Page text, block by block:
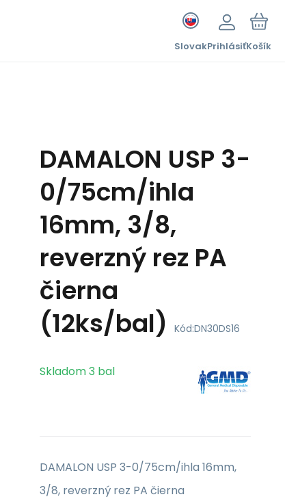
SlovakPrihlásiťKošík
DAMALON USP 3-
0/75cm/ihla
16mm, 3/8,
reverzný rez PA
čierna
(12ks/bal)
Kód:DN30DS16
Skladom3 bal
DAMALON USP 3-0/75cm/ihla 16mm,
3/8, reverzný rez PA čierna